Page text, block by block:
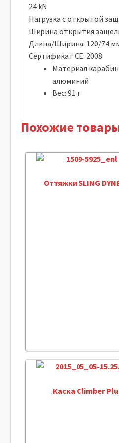
24 kN
Нагрузка с открытой
Ширина открытия
Длина/Ширина: 120/74
Сертификат CE: 2008
Материал
алюминий
Вес: 91 г
Похожие
Оттяжки SLING
Каска Climber